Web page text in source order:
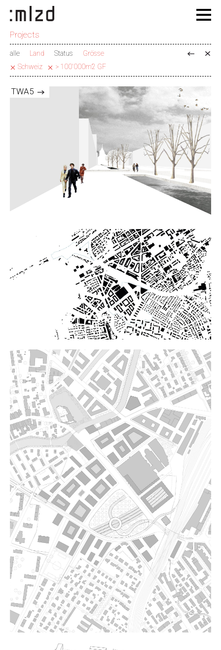
Projects
alle Land Status
Grösse
Schweiz
> 100'000m2 GF
TWA5